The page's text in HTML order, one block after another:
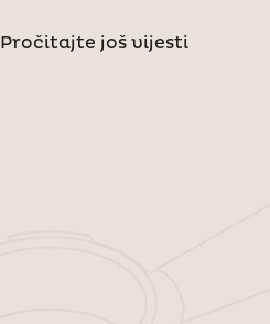
Pročitajte još vijesti